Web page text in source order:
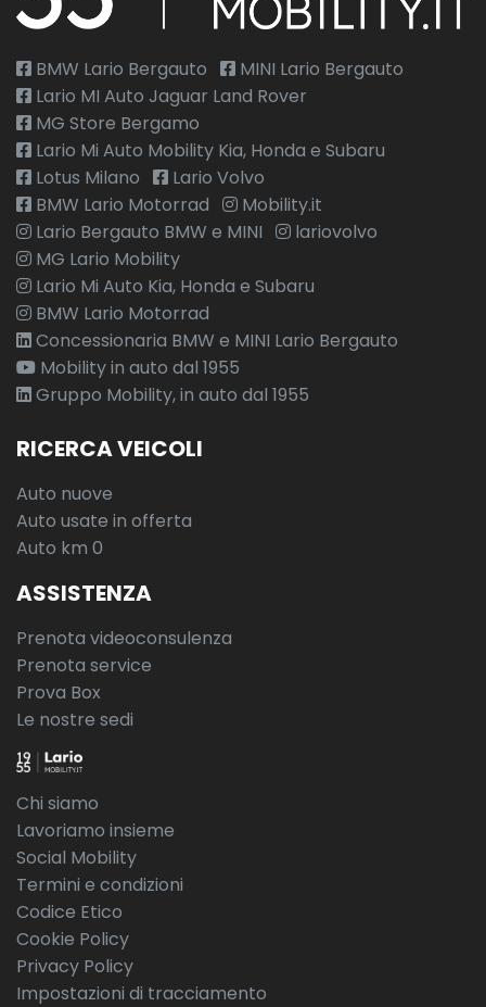
BMW Lario Bergauto
MINI Lario Bergauto
Lario MI Auto Jaguar Land Rover
MG Store Bergamo
Lario Mi Auto Mobility Kia, Honda e Subaru
Lotus Milano
Lario Volvo
BMW Lario Motorrad
Mobility.it
Lario Bergauto BMW e MINI
lariovolvo
MG Lario Mobility
Lario Mi Auto Kia, Honda e Subaru
BMW Lario Motorrad
Concessionaria BMW e MINI Lario Bergauto
Mobility in auto dal 1955
Gruppo Mobility, in auto dal 1955
RICERCA VEICOLI
Auto nuove
Auto usate in offerta
Auto km 0
ASSISTENZA
Prenota videoconsulenza
Prenota service
Prova Box
Le nostre sedi
Chi siamo
Lavoriamo insieme
Social Mobility
Termini e condizioni
Codice Etico
Cookie Policy
Privacy Policy
Impostazioni di tracciamento